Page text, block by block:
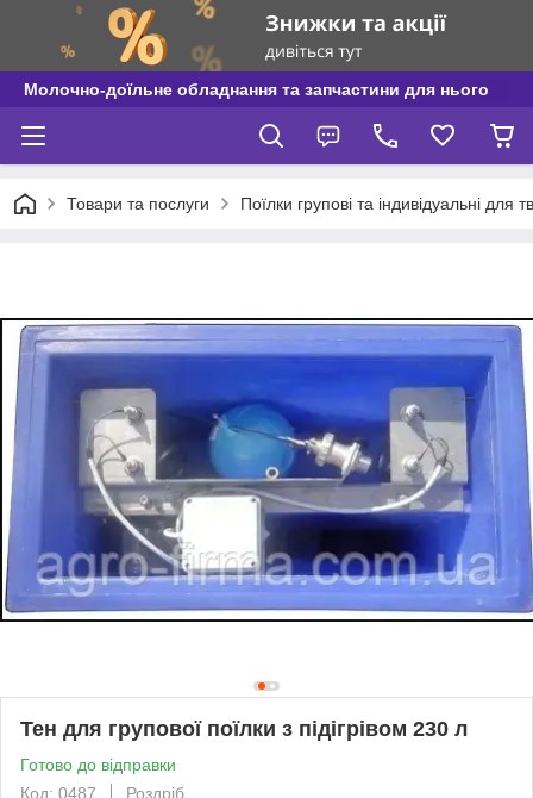
Молочно-доїльне обладнання та запчастини для нього
Товари та послуги Поїлки групові та індивідуальні для
Тен для групової поїлки з підігрівом 230 л
Готово до відправки
Код: 0487
Роздріб